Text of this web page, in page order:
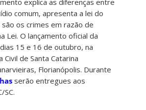
comum, apresenta a lei do
os crimes em razão de
Lei. O lançamento oficial da
15 e 16 de outubro, na
Civil de Santa Catarina
Florianópolis. Durante
serão entregues aos
SC.